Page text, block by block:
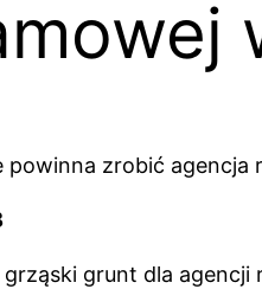
powinna zrobić
grunt dla agencji